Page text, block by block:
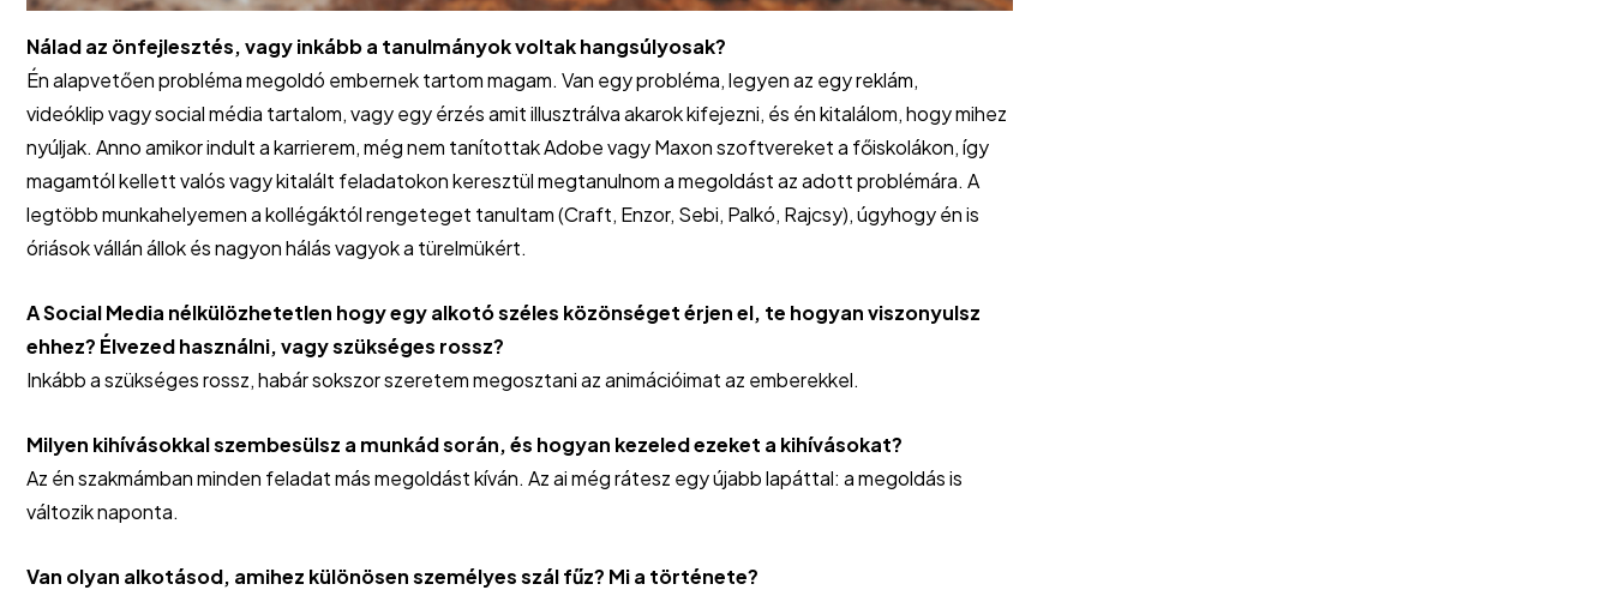
Nálad az önfejlesztés, vagy inkább a tanulmányok voltak hangsúlyosak?
Én alapvetően probléma megoldó embernek tartom magam. Van egy probléma, legyen az egy reklám,
videóklip vagy social média tartalom, vagy egy érzés amit illusztrálva akarok kifejezni, és én kitalálom, hogy mihez
nyúljak. Anno amikor indult a karrierem, még nem tanítottak Adobe vagy Maxon szoftvereket a főiskolákon, így
magamtól kellett valós vagy kitalált feladatokon keresztül megtanulnom a megoldást az adott problémára. A
legtöbb munkahelyemen a kollégáktól rengeteget tanultam (Craft, Enzor, Sebi, Palkó, Rajcsy), úgyhogy én is
óriások vállán állok és nagyon hálás vagyok a türelmükért.
A Social Media nélkülözhetetlen hogy egy alkotó széles közönséget érjen el, te hogyan viszonyulsz
ehhez? Élvezed használni, vagy szükséges rossz?
Inkább a szükséges rossz, habár sokszor szeretem megosztani az animációimat az emberekkel.
Milyen kihívásokkal szembesülsz a munkád során, és hogyan kezeled ezeket a kihívásokat?
Az én szakmámban minden feladat más megoldást kíván. Az ai még rátesz egy újabb lapáttal: a megoldás is
változik naponta.
Van olyan alkotásod, amihez különösen személyes szál fűz? Mi a története?